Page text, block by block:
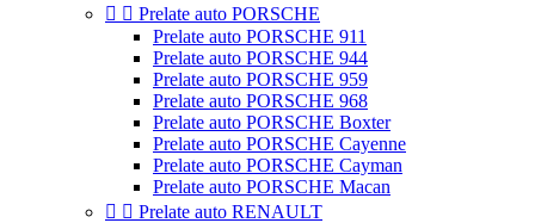
  Prelate auto PORSCHE
Prelate auto PORSCHE 911
Prelate auto PORSCHE 944
Prelate auto PORSCHE 959
Prelate auto PORSCHE 968
Prelate auto PORSCHE Boxter
Prelate auto PORSCHE Cayenne
Prelate auto PORSCHE Cayman
Prelate auto PORSCHE Macan
  Prelate auto RENAULT